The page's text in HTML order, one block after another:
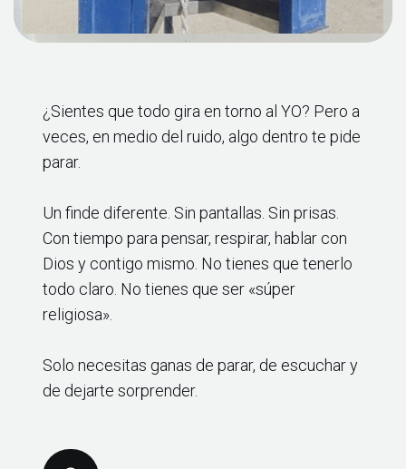
¿Sientes que todo gira en torno al YO? Pero a
veces, en medio del ruido, algo dentro te pide
parar.
Un finde diferente. Sin pantallas. Sin prisas.
Con tiempo para pensar, respirar, hablar con
Dios y contigo mismo. No tienes que tenerlo
todo claro. No tienes que ser «súper
religiosa».
Solo necesitas ganas de parar, de escuchar y
de dejarte sorprender.